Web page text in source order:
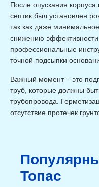
После опускания
септик был установлен
так как даже
снижению
профессиональные
точной подсыпки
Важный момент – это
труб, которые должны
трубопровода.
отсутствие протечек
Топас